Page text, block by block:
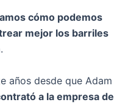
cómo podemos
mejor los barriles
años desde que Adam
a la empresa de